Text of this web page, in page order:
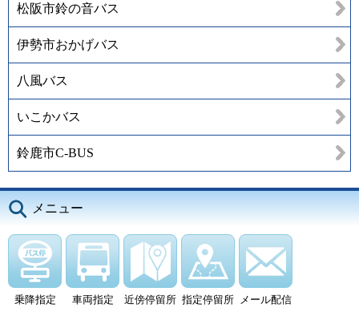
松阪市鈴の音バス
伊勢市おかげバス
八風バス
いこかバス
鈴鹿市C-BUS
メニュー
乗降指定 車両指定 近傍停留所 指定停留所 メール配信